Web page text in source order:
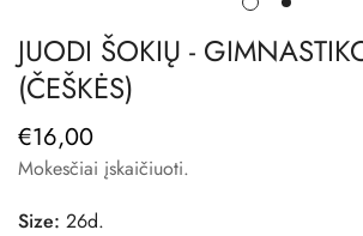
JUODI ŠOKIŲ -
(ČEŠKĖS)
Reguliari
kaina
€16,00
Mokesčiai įskaičiuoti.
Size: 26d.